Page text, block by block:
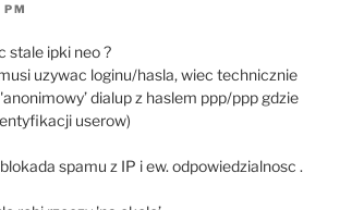
stale ipki neo ?
uzywac loginu/hasla, wiec technicznie
dialup z haslem ppp/ppp gdzie
userow)
spamu z IP i ew. odpowiedzialnosc .